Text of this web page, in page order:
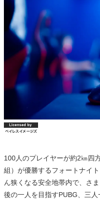
100人のプレイヤーが約2㎞四
組）が優勝するフォートナイ
ん狭くなる安全地帯内で、さ
後の一人を目指すPUBG、三